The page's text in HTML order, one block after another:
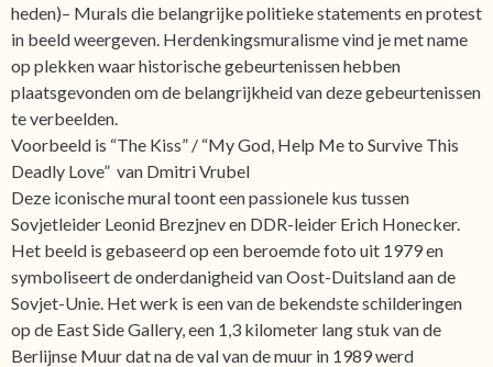
heden)– Murals die belangrijke politieke statements en protest
in beeld weergeven. Herdenkingsmuralisme vind je met name
op plekken waar historische gebeurtenissen hebben
plaatsgevonden om de belangrijkheid van deze gebeurtenissen
te verbeelden.
Voorbeeld is “The Kiss” / “My God, Help Me to Survive This
Deadly Love” van Dmitri Vrubel
Deze iconische mural toont een passionele kus tussen
Sovjetleider Leonid Brezjnev en DDR-leider Erich Honecker.
Het beeld is gebaseerd op een beroemde foto uit 1979 en
symboliseert de onderdanigheid van Oost-Duitsland aan de
Sovjet-Unie. Het werk is een van de bekendste schilderingen
op de East Side Gallery, een 1,3 kilometer lang stuk van de
Berlijnse Muur dat na de val van de muur in 1989 werd